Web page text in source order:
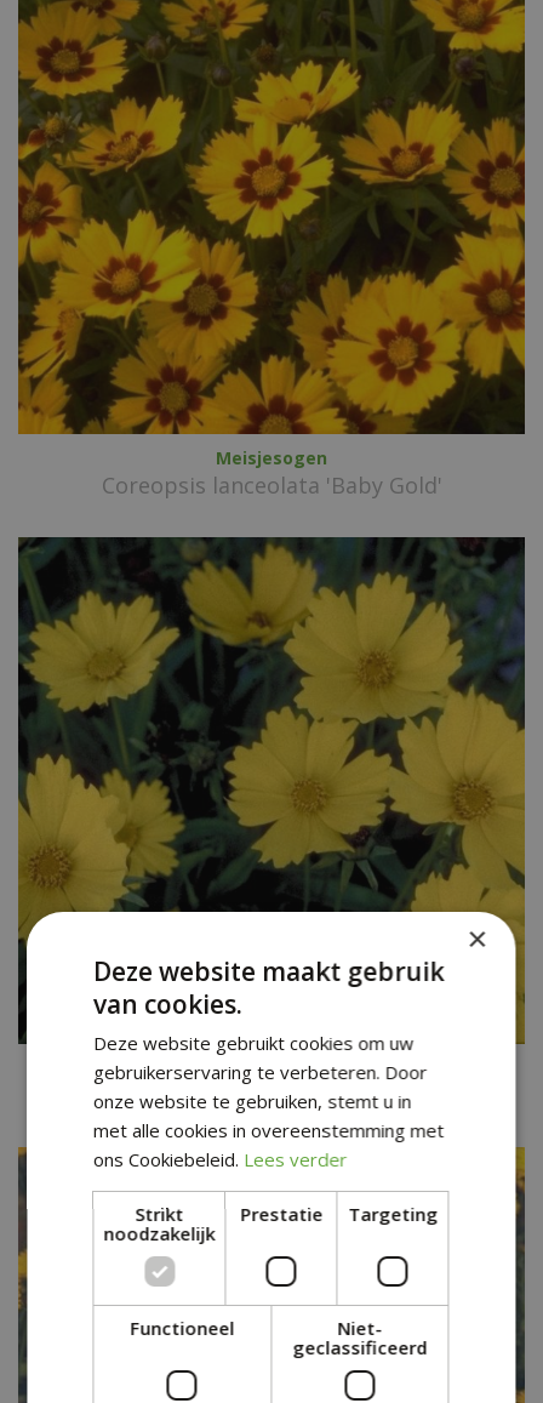
Meisjesogen
Coreopsis lanceolata 'Baby Gold'
Meisjesogen
Coreopsis grandiflora 'Flying Saucers'
×
Deze website maakt gebruik
van cookies.
Deze website gebruikt cookies om uw
gebruikerservaring te verbeteren. Door
onze website te gebruiken, stemt u in
met alle cookies in overeenstemming met
ons Cookiebeleid. Lees verder
Strikt
noodzakelijk
Prestatie Targeting
Functioneel
Niet-
geclassificeerd